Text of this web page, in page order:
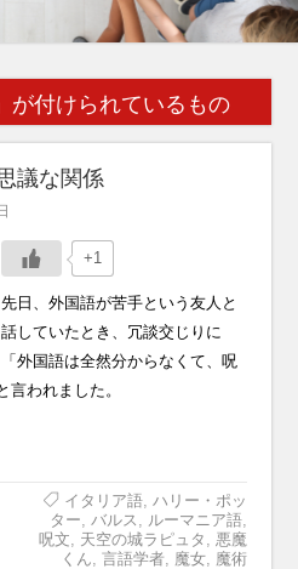
が付けられているもの
議な関係
+1
先日、外国語が苦手という友人と
話していたとき、冗談交じりに
「外国語は全然分からなくて、呪
言われました。
イタリア語, ハリー・ポッ
ター
バルス ルーマニア語,
呪文
天空の城ラピュタ
悪魔
くん 言語学者, 魔女, 魔術